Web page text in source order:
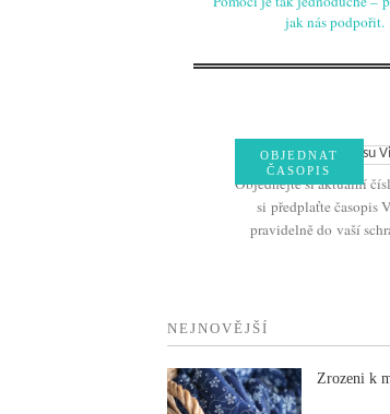
jak nás podpořit.
OBJEDNAT
ČASOPIS
Objednejte si aktuální
si předplaťte časopis
pravidelně do vaší
NEJNOVĚJŠÍ
Zrozeni k